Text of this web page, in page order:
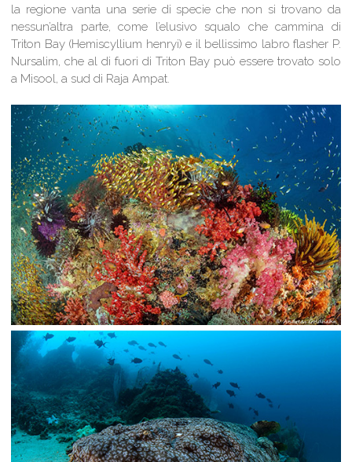
la regione vanta una serie di specie che non si trovano da
nessun’altra parte, come l’elusivo squalo che cammina di
Triton Bay (Hemiscyllium henryi) e il bellissimo labro flasher P.
Nursalim, che al di fuori di Triton Bay può essere trovato solo
a Misool, a sud di Raja Ampat.